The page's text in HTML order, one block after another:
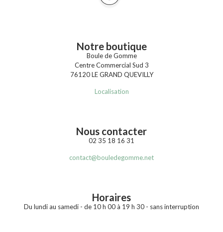
Notre boutique
Boule de Gomme
Centre Commercial Sud 3
76120 LE GRAND QUEVILLY
Localisation
Nous contacter
02 35 18 16 31
contact@bouledegomme.net
Horaires
Du lundi au samedi - de 10 h 00 à 19 h 30 - sans interruption